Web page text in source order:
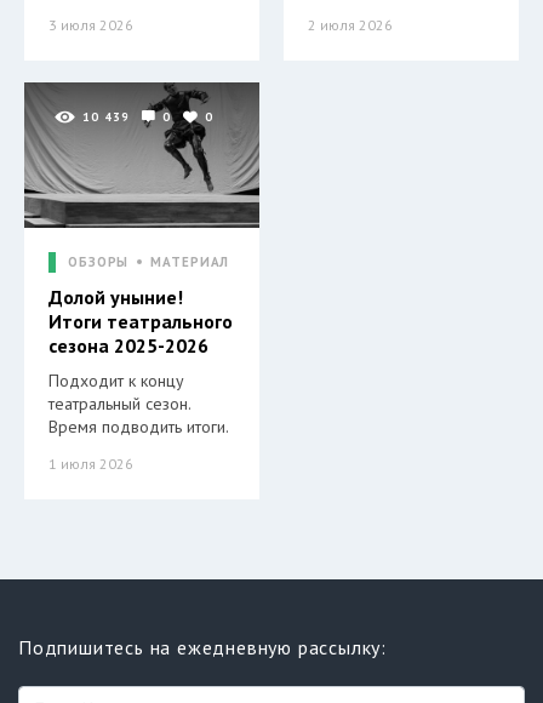
3 июля 2026 2 июля 2026
10 439 0 0
ОБЗОРЫ МАТЕРИАЛ
Долой уныние!
Итоги театрального
сезона 2025-2026
Подходит к концу
театральный сезон.
Время подводить итоги.
1 июля 2026
Подпишитесь на ежедневную рассылку: